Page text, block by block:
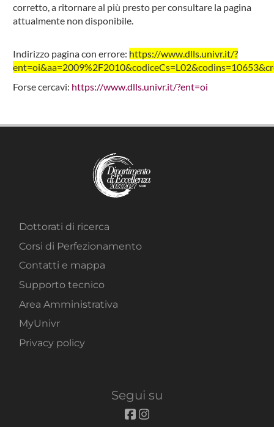
corretto, a ritornare al più presto per consultare la pagina
attualmente non disponibile.
Indirizzo pagina con errore: https://www.dlls.univr.it/?
Forse cercavi: https://www.dlls.univr.it/?ent=oi
Dottorati di ricerca
Corsi di Perfezionamento
Contatti e mappa
Supporto tecnico
Area Amministrativa
MyUnivr
Privacy policy
Segui su